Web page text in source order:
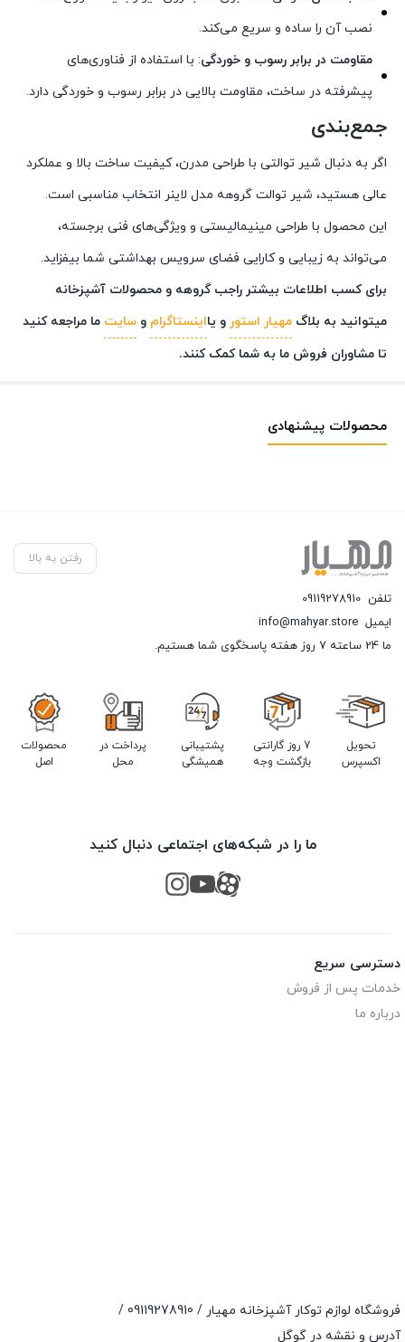
نصب آن را ساده و سریع می‌کند.
مقاومت در برابر رسوب و خوردگی: با استفاده از فناوری‌های
پیشرفته در ساخت، مقاومت بالایی در برابر رسوب و خوردگی دارد.
جمع‌بندی
اگر به دنبال شیر توالتی با طراحی مدرن، کیفیت ساخت بالا و عملکرد
عالی هستید، شیر توالت گروهه مدل لاینر انتخاب مناسبی است.
این محصول با طراحی مینیمالیستی و ویژگی‌های فنی برجسته،
می‌تواند به زیبایی و کارایی فضای سرویس بهداشتی شما بیفزاید.
برای کسب اطلاعات بیشتر راجب گروهه و محصولات آشپزخانه
میتوانید به بلاگ مهیار استور و یااینستاگرام و سایت ما مراجعه کنید
تا مشاوران فروش ما به شما کمک کنند.
محصولات پیشنهادی
رفتن به بالا
تلفن 09119278910
ایمیل info@mahyar.store
ما 24 ساعته 7 روز هفته پاسخگوی شما هستیم.
تحویل
اکسپرس
7 روز گارانتی
بازگشت وجه
پشتیبانی
همیشگی
پرداخت در
محل
محصولات
اصل
ما را در شبکه‌های اجتماعی دنبال کنید
دسترسی سریع
خدمات پس از فروش
درباره ما
فروشگاه لوازم توکار آشپزخانه مهیار / 09119278910
/
آدرس و نقشه در گوگل